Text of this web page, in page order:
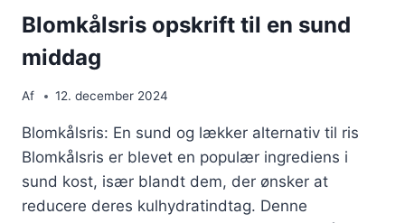
Blomkålsris opskrift til en sund
middag
Af 12. december 2024
Blomkålsris: En sund og lækker alternativ til ris
Blomkålsris er blevet en populær ingrediens i
sund kost, især blandt dem, der ønsker at
reducere deres kulhydratindtag. Denne